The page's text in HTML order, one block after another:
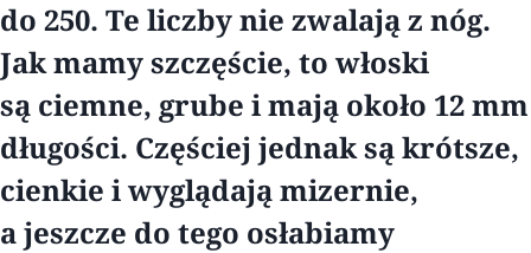
do 250. Te liczby nie zwalają z nóg.
Jak mamy szczęście, to włoski
są ciemne, grube i mają około 12 mm
długości. Częściej jednak są krótsze,
cienkie i wyglądają mizernie,
a jeszcze do tego osłabiamy